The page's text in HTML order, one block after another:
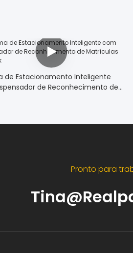
de Estacionamento Inteligente
de Reconhecimento de
Pronto para